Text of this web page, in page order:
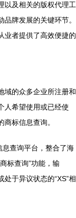
以及相关的版权代理工
牌发展的关键环节。
业者提供了高效便捷的
域的众多企业所注册和
人希望使用或已经使
商标信息查询。
息查询平台，整合了海
标查询”功能，输
处于异议状态的“XS”相